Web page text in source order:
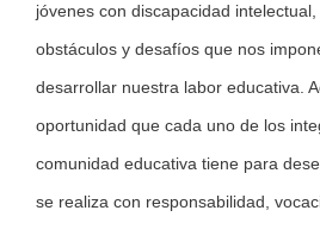
jóvenes con discapacidad
obstáculos y desafíos que nos
desarrollar nuestra labor educativa.
oportunidad que cada uno de los
comunidad educativa tiene para
se realiza con responsabilidad,